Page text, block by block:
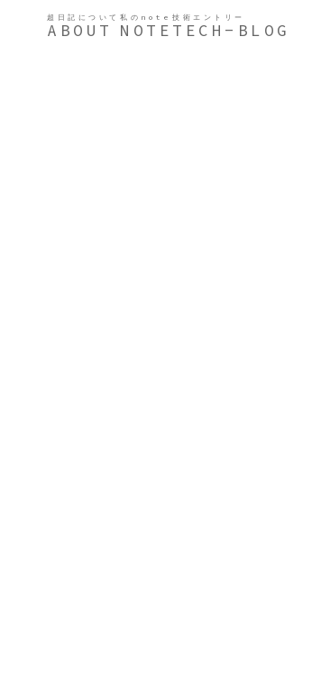
超日記について
ABOUT
私のnote
NOTE
技術エントリー
TECH-BLOG